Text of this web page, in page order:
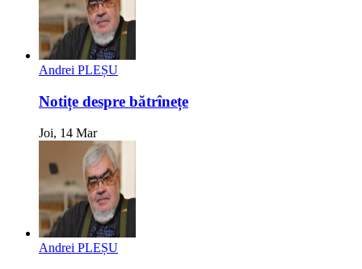
Andrei PLEȘU
Notițe despre bătrînețe
Joi, 14 Mar
Andrei PLEȘU